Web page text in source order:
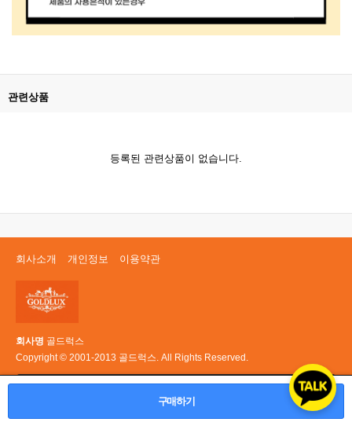
구매하기
관련상품
등록된 관련상품이 없습니다.
회사소개 개인정보 이용약관
회사명 골드럭스
Copyright © 2001-2013 골드럭스. All Rights Reserved.
PC 버전